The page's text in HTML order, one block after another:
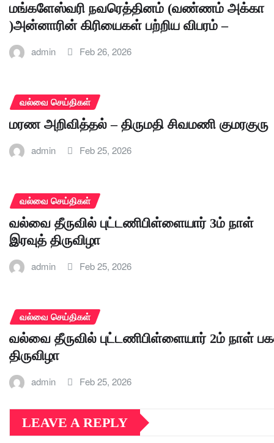
மங்களேஸ்வரி நவரெத்தினம் (வண்ணம் அக்கா
)அன்னாரின் கிரியைகள் பற்றிய விபரம் –
admin Feb 26, 2026
வல்வை செய்திகள்
மரண அறிவித்தல் – திருமதி சிவமணி குமரகுரு
admin Feb 25, 2026
வல்வை செய்திகள்
வல்வை தீருவில் புட்டணிபிள்ளையார் 3ம் நாள்
இரவுத் திருவிழா
admin Feb 25, 2026
வல்வை செய்திகள்
வல்வை தீருவில் புட்டணிபிள்ளையார் 2ம் நாள்
திருவிழா
admin Feb 25, 2026
LEAVE A REPLY